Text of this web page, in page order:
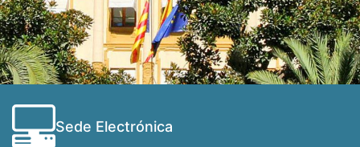
Sede Electrónica